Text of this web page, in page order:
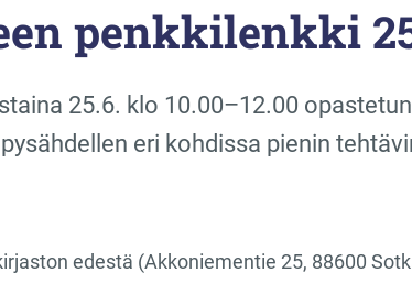
penkkilenkki
25.6. klo 10.00–12.00
eri kohdissa pienin
edestä (Akkoniementie 25, 88600